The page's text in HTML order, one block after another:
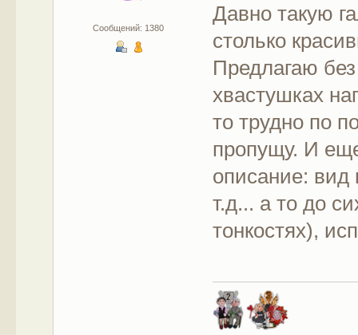
Сообщений: 1380
Давно такую
столько
Предлагаю
хвастушках
то трудно по
пропущу. И
описание: вид
т.д... а то до
тонкостях),